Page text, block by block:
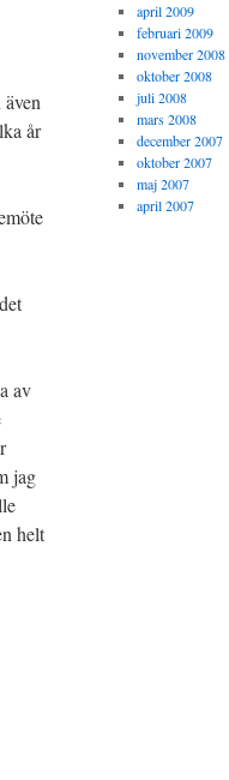
år
av
jag
helt
april 2009
februari 2009
november 2008
oktober 2008
juli 2008
mars 2008
december 2007
oktober 2007
maj 2007
april 2007